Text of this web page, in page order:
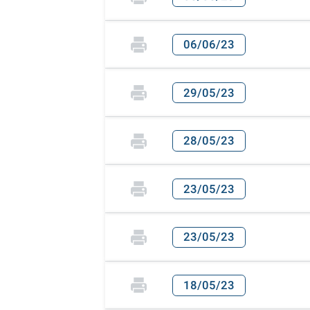
06/06/23
29/05/23
28/05/23
23/05/23
23/05/23
18/05/23